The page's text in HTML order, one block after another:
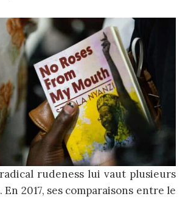
rudeness lui vaut plusieurs
2017, ses comparaisons entre le